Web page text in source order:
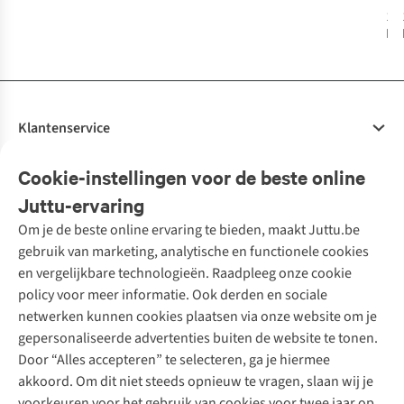
1
Cookie-instellingen voor de beste online
Juttu-ervaring
Om je de beste online ervaring te bieden, maakt Juttu.be
gebruik van marketing, analytische en functionele cookies
en vergelijkbare technologieën. Raadpleeg onze cookie
policy voor meer informatie. Ook derden en sociale
netwerken kunnen cookies plaatsen via onze website om je
gepersonaliseerde advertenties buiten de website te tonen.
Door “Alles accepteren” te selecteren, ga je hiermee
akkoord. Om dit niet steeds opnieuw te vragen, slaan wij je
Klantenservice
Bestellen
Betalen
10% studentenkorting
Klarna - achteraf betalen
Levering
Retourneren
Bestelling herroepen
Garantie
Contact
Onze diensten
Tweedehands - ReJUsed
Kledingatelier
Personal shopping
Textielbox
Events / workshops
Juttu
Over ons
Juttu Friends
Inspiratie
Werken bij Juttu
Onze winkels
De wereld van Juttu
Merken
Nathalie Vleeschouwer
Selected dames
HKLiving
Dickies
Meld je aan voor de nieuwsbrief